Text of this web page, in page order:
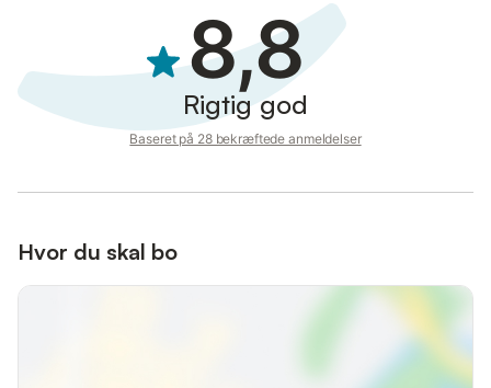
8,8
Rigtig god
Baseret på 28 bekræftede anmeldelser
Hvor du skal bo